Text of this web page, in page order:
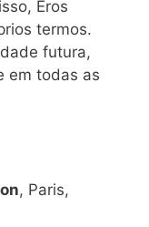
Eros
termos.
futura,
em todas as
, Paris,